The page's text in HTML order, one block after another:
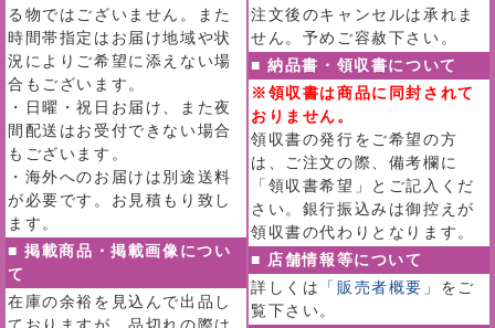
る物ではございません。また
時間帯指定はお届け地域や状
況によりご希望に添えない場
合もございます。
・日曜・祝日お届け、また夜
間配送はお受付できない場合
もございます。
・海外へのお届けは別途送料
が必要です。お見積もり致し
ます。
■ 掲載商品・掲載画像につい
て
在庫の余裕を見込んで出品し
注文後のキャンセルは承れま
せん。予めご容赦下さい。
■ 納品書・領収書について
※領収書は商品に同封されて
おりません。
領収書の発行をご希望の方
は、ご注文の際、備考欄に
「領収書希望」とご記入くだ
さい。銀行振込みは御控えが
領収書の代わりとなります。
■ 店舗情報等について
詳しくは
「販売者概要」 をご
覧下さい。